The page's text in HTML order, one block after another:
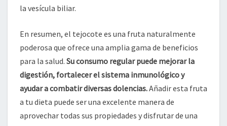
la vesícula biliar.
En resumen, el tejocote es una fruta naturalmente
poderosa que ofrece una amplia gama de beneficios
para la salud. Su consumo regular puede mejorar la
digestión, fortalecer el sistema inmunológico y
ayudar a combatir diversas dolencias.Añadir esta fruta
a tu dieta puede ser una excelente manera de
aprovechar todas sus propiedades y disfrutar de una